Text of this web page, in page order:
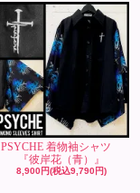
PSYCHE 着物袖シャツ
『彼岸花（青）』
8,900円(税込9,790円)